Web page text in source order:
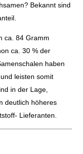
Bekannt sind
ca. 84 Gramm
ca. 30 % der
haben
leisten somit
in der Lage,
deutlich höheres
Lieferanten.